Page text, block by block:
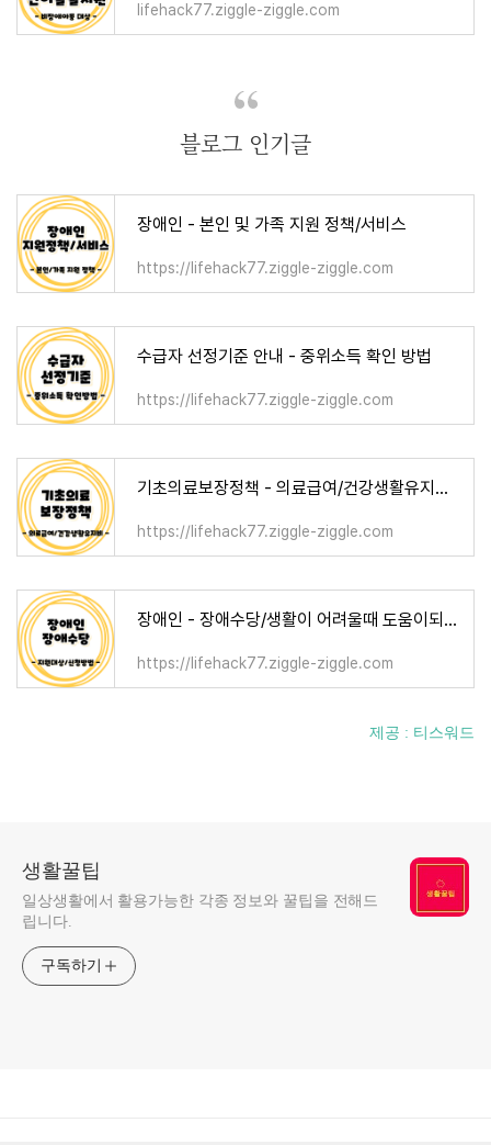
lifehack77.ziggle-ziggle.com
블로그 인기글
장애인 - 본인 및 가족 지원 정책/서비스
https://lifehack77.ziggle-ziggle.com
수급자 선정기준 안내 - 중위소득 확인 방법
https://lifehack77.ziggle-ziggle.com
기초의료보장정책 - 의료급여/건강생활유지비/요양비/임신출산진료비
https://lifehack77.ziggle-ziggle.com
장애인 - 장애수당/생활이 어려울때 도움이되는 지원정책
https://lifehack77.ziggle-ziggle.com
제공 : 티스워드
생활꿀팁
일상생활에서 활용가능한 각종 정보와 꿀팁을 전해드
립니다.
구독하기